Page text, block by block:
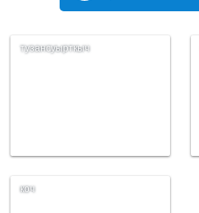
тузансуырткыч
коч